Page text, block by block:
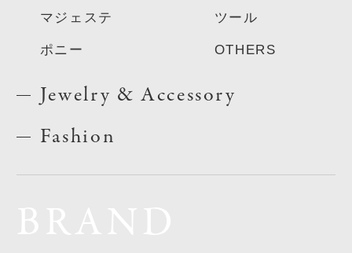
マジェステ
ポニー
ツール
OTHERS
Jewelry & Accessory
Fashion